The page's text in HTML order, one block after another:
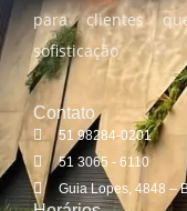
para clientes
sofisticação
Contato
51 98284-0201
51 3065 - 6110
Guia Lopes, 4848 –